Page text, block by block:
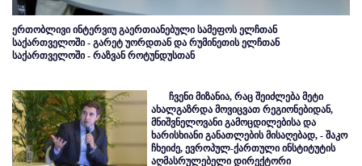
ერთობლივი ინტერვიუ გაერთიანებული სამეფოს ელჩთან
საქართველოში - გარეტ უორდთან და რუმინეთის ელჩთან
საქართველოში - რაზვან როტუნდუსთან
ჩვენი მიზანია, რაც შეიძლება მეტი
ახალგაზრდა მოვიცვათ რეგიონებიდან,
მნიშვნელოვანი გამოცდილებისა და
ხარისხიანი განათლების მისაღებად, - შაკო
ჩხეიძე, ევროპულ-ქართული ინსტიტუტის
აღმასრულებელი დირექტორი